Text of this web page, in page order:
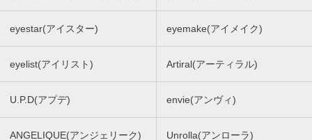
eyestar(アイスター) eyemake(アイメイク)
eyelist(アイリスト) Artiral(アーティラル)
U.P.D(アプデ) envie(アンヴィ)
ANGELIQUE(アンジェリーク) Unrolla(アンローラ)